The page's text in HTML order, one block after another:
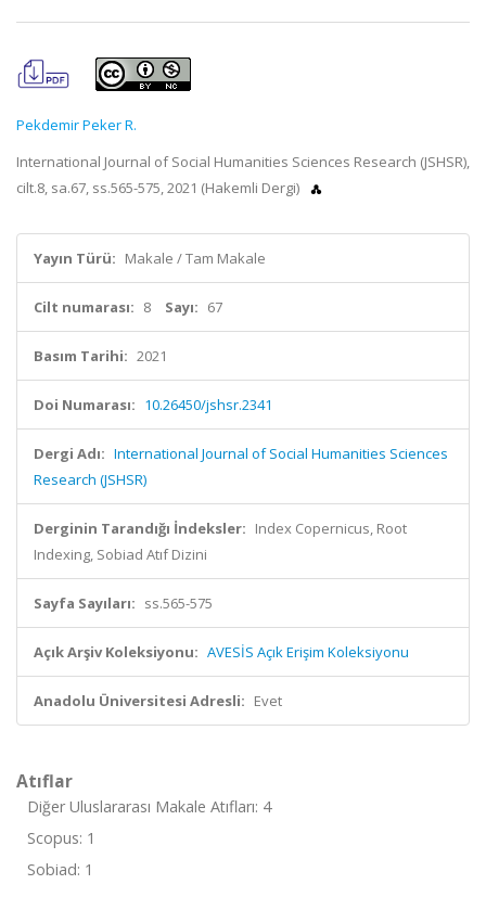
Pekdemir Peker R.
International Journal of Social Humanities Sciences Research (JSHSR),
cilt.8, sa.67, ss.565-575, 2021 (Hakemli Dergi)
Yayın Türü: Makale / Tam Makale
Cilt numarası: 8 Sayı: 67
Basım Tarihi: 2021
Doi Numarası: 10.26450/jshsr.2341
Dergi Adı: International Journal of Social Humanities Sciences
Research (JSHSR)
Derginin Tarandığı İndeksler: Index Copernicus, Root
Indexing, Sobiad Atıf Dizini
Sayfa Sayıları: ss.565-575
Açık Arşiv Koleksiyonu: AVESİS Açık Erişim Koleksiyonu
Anadolu Üniversitesi Adresli: Evet
Atıflar
Diğer Uluslararası Makale Atıfları: 4
Scopus: 1
Sobiad: 1